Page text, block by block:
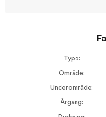
Type:
Område:
Underområde:
Årgang: